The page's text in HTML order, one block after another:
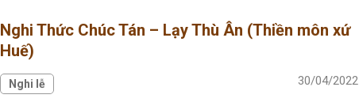
Nghi Thức Chúc Tán – Lạy Thù Ân (Thiền môn xứ
Huế)
Nghi lễ 30/04/2022